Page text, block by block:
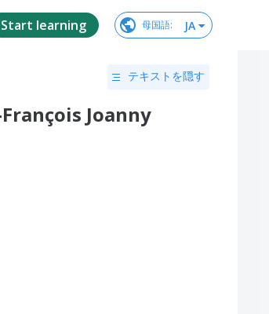
Start learning 母国語: JA
テキストを隠す
Joanny